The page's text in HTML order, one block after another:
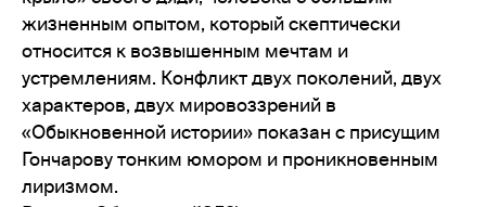
жизненным опытом, который скептически
относится к возвышенным мечтам и
устремлениям. Конфликт двух поколений, двух
характеров, двух мировоззрений в
«Обыкновенной истории» показан с присущим
Гончарову тонким юмором и проникновенным
лиризмом.